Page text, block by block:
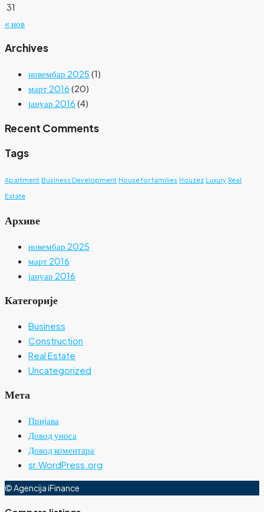
31
« нов
Archives
новембар 2025 (1)
март 2016 (20)
јануар 2016 (4)
Recent Comments
Tags
Apartment Business Development House for families Houzez Luxury Real
Estate
Архиве
новембар 2025
март 2016
јануар 2016
Категорије
Business
Construction
Real Estate
Uncategorized
Мета
Пријава
Довод уноса
Довод коментара
sr.WordPress.org
© Agencija iFinance